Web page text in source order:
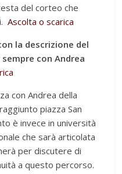
del corteo che
Ascolta o scarica
la descrizione del
con Andrea
con Andrea della
piazza San
è invece in università
che sarà articolata
per discutere di
a questo percorso.